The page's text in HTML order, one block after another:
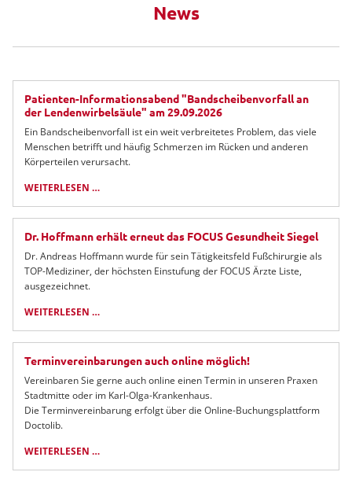
News
Patienten-Informationsabend "Bandscheibenvorfall an
der Lendenwirbelsäule" am 29.09.2026
Ein Bandscheibenvorfall ist ein weit verbreitetes Problem, das viele
Menschen betrifft und häufig Schmerzen im Rücken und anderen
Körperteilen verursacht.
WEITERLESEN …
PATIENTEN-
INFORMATIONSABEND
AN
DER
LENDENWIRBELSÄULE"
AM
Dr. Hoffmann erhält erneut das FOCUS Gesundheit Siegel
Dr. Andreas Hoffmann wurde für sein Tätigkeitsfeld Fußchirurgie als
TOP-Mediziner, der höchsten Einstufung der FOCUS Ärzte Liste,
ausgezeichnet.
WEITERLESEN …
DR.
HOFFMANN
ERNEUT
DAS
FOCUS
GESUNDHEIT
SIEGEL
Terminvereinbarungen auch online möglich!
Vereinbaren Sie gerne auch online einen Termin in unseren Praxen
Stadtmitte oder im Karl-Olga-Krankenhaus.
Die Terminvereinbarung erfolgt über die Online-Buchungsplattform
Doctolib.
WEITERLESEN …
TERMINVEREINBARUNGEN
AUCH